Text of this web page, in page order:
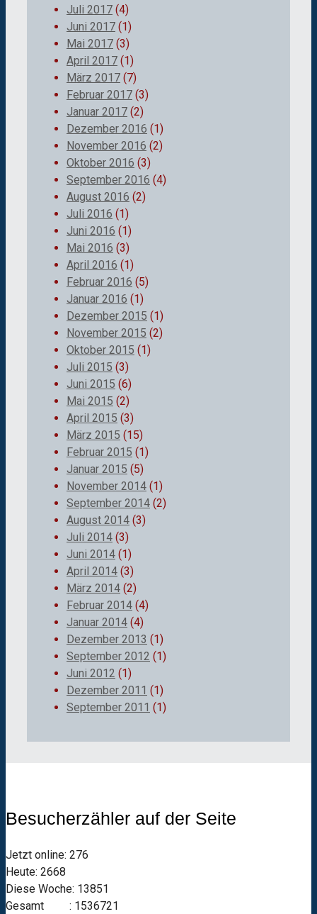
Juli 2017 (4)
Juni 2017 (1)
Mai 2017 (3)
April 2017 (1)
März 2017 (7)
Februar 2017 (3)
Januar 2017 (2)
Dezember 2016 (1)
November 2016 (2)
Oktober 2016 (3)
September 2016 (4)
August 2016 (2)
Juli 2016 (1)
Juni 2016 (1)
Mai 2016 (3)
April 2016 (1)
Februar 2016 (5)
Januar 2016 (1)
Dezember 2015 (1)
November 2015 (2)
Oktober 2015 (1)
Juli 2015 (3)
Juni 2015 (6)
Mai 2015 (2)
April 2015 (3)
März 2015 (15)
Februar 2015 (1)
Januar 2015 (5)
November 2014 (1)
September 2014 (2)
August 2014 (3)
Juli 2014 (3)
Juni 2014 (1)
April 2014 (3)
März 2014 (2)
Februar 2014 (4)
Januar 2014 (4)
Dezember 2013 (1)
September 2012 (1)
Juni 2012 (1)
Dezember 2011 (1)
September 2011 (1)
Besucherzähler auf der Seite
Jetzt online: 276
Heute: 2668
Diese Woche: 13851
Gesamt : 1536721